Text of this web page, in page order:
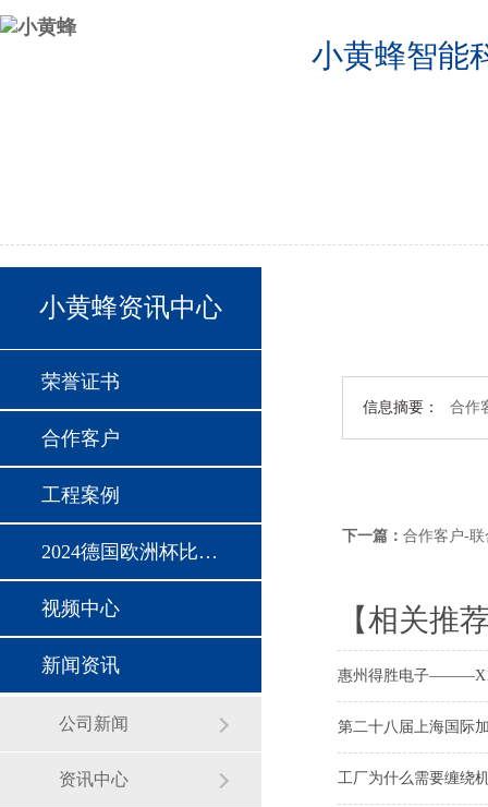
小黄蜂智能
信息摘要： 合作
下一篇： 合作客户-联
【相关推
惠州得胜电子
第二十八届上海国际
工厂为什么需要缠绕
小黄蜂资讯中心
荣誉证书
合作客户
工程案例
2024德国欧洲杯比赛时间
视频中心
新闻资讯
公司新闻
资讯中心